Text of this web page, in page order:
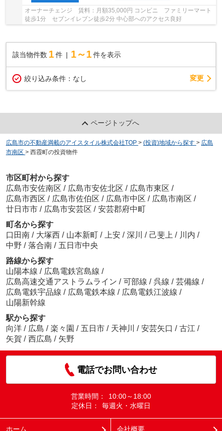
オーナーチェンジ 賃料：月額35,000円 コンビニ ファミリーマート
徒歩1分 セブンイレブン徒歩2分 中心部へのアクセス良好
該当物件数 1件 1～1 件を表示
絞り込み条件： なし 変更
ページトップへ
広島市の不動産満載のアイスタイル株式会社TOP > (投資)地域から探す > 広島
市南区 > 西霞町の投資物件
市区町村から探す
広島市安佐南区 / 広島市安佐北区 / 広島市東区 /
広島市西区 / 広島市佐伯区 / 広島市中区 / 広島市南区 /
廿日市市 / 広島市安芸区 / 安芸郡府中町
町名から探す
口田南 / 大塚西 / 山本新町 / 上安 / 深川 / 己斐上 / 川内 /
中野 / 落合南 / 五日市中央
路線から探す
山陽本線 / 広島電鉄宮島線 /
広島高速交通アストラムライン / 可部線 / 呉線 / 芸備線 /
広島電鉄宇品線 / 広島電鉄本線 / 広島電鉄江波線 /
山陽新幹線
駅から探す
向洋 / 広島 / 楽々園 / 五日市 / 天神川 / 安芸矢口 / 古江 /
矢賀 / 西広島 / 矢野
電話でお問い合わせ
営業時間：
10:00～18:00
定休日：
毎週火・水曜日
ホーム 会社概要